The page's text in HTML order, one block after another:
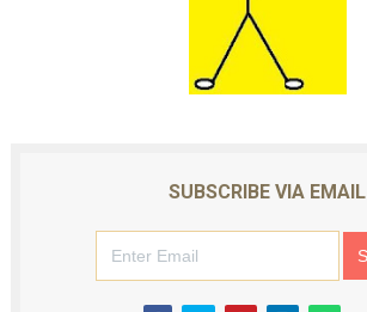
SUBSCRIBE VIA EMAIL